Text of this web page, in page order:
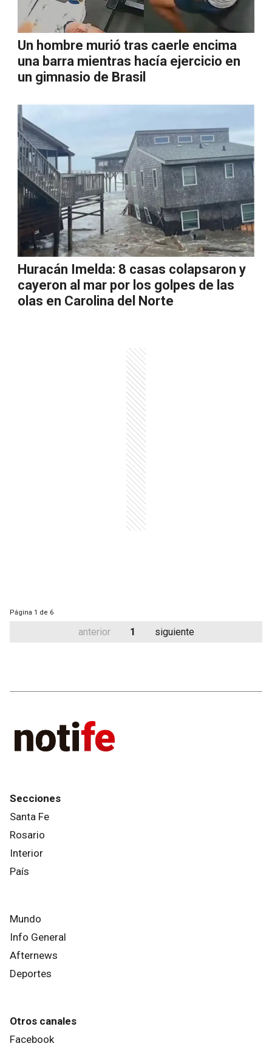
Un hombre murió tras caerle encima
una barra mientras hacía ejercicio en
un gimnasio de Brasil
Huracán Imelda: 8 casas colapsaron y
cayeron al mar por los golpes de las
olas en Carolina del Norte
Página 1 de 6
anterior 1 siguiente
Secciones
Santa Fe
Rosario
Interior
País
Mundo
Info General
Afternews
Deportes
Otros canales
Facebook